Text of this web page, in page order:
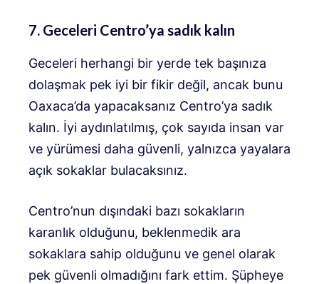
7. Geceleri Centro’ya sadık kalın
Geceleri herhangi bir yerde tek başınıza
dolaşmak pek iyi bir fikir değil, ancak bunu
Oaxaca’da yapacaksanız Centro’ya sadık
kalın. İyi aydınlatılmış, çok sayıda insan var
ve yürümesi daha güvenli, yalnızca yayalara
açık sokaklar bulacaksınız.
Centro’nun dışındaki bazı sokakların
karanlık olduğunu, beklenmedik ara
sokaklara sahip olduğunu ve genel olarak
pek güvenli olmadığını fark ettim. Şüpheye